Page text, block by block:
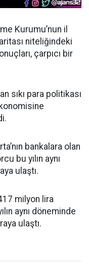
Kurumu’nun il
niteliğindeki
çarpıcı bir
sıkı para politikası
bankalara olan
bu yılın aynı
ulaştı.
milyon lira
aynı döneminde
ulaştı.